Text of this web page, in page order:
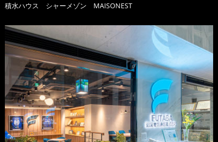
積水ハウス シャーメゾン MAISONEST